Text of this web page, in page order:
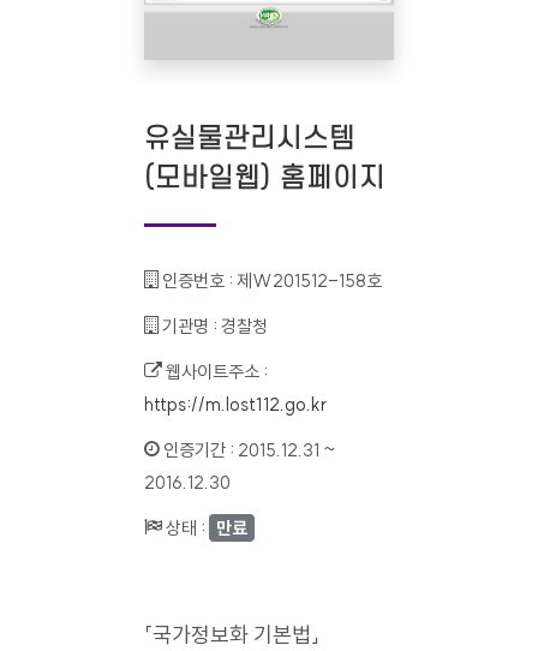
유실물관리시스템
(모바일웹) 홈페이지
인증번호 : 제W201512-158호
기관명 : 경찰청
웹사이트주소 :
https://m.lost112.go.kr
인증기간 : 2015.12.31 ~
2016.12.30
상태 : 만료
「국가정보화 기본법」